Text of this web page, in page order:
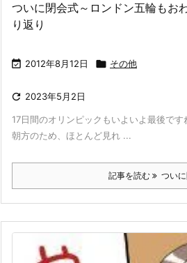
ついに閉会式～ロンドン五輪もお
り返り
 2012年8月12日  その他
 2023年5月2日
17日間のオリンピックもいよいよ最後で
朝方のため、ほとんど見れ ...
記事を読む つい